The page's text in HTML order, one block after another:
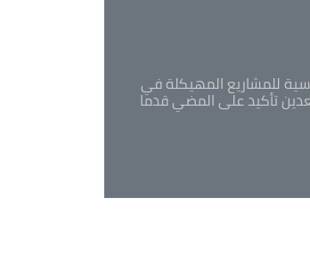
للمشاريع المهيكلة في
تأكيد على المضي قدما